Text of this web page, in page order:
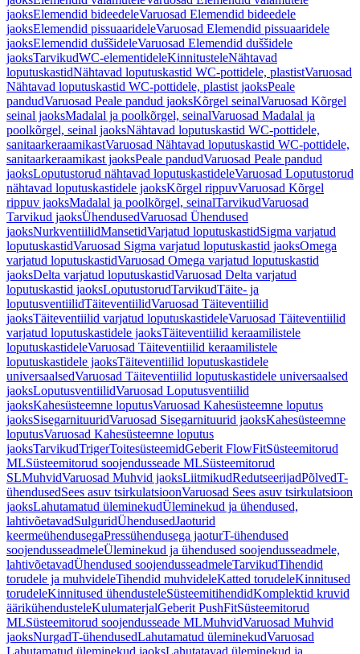
jaoksElemendid bideedeleVaruosad Elemendid bideedele
jaoksElemendid pissuaarideleVaruosad Elemendid pissuaaridele
jaoksElemendid duššideleVaruosad Elemendid duššidele
jaoksTarvikudWC-elementideleKinnitusteleNähtavad
loputuskastidNähtavad loputuskastid WC-pottidele, plastistVaruosad
Nähtavad loputuskastid WC-pottidele, plastist jaoksPeale
pandudVaruosad Peale pandud jaoksKõrgel seinalVaruosad Kõrgel
seinal jaoksMadalal ja poolkõrgel, seinalVaruosad Madalal ja
poolkõrgel, seinal jaoksNähtavad loputuskastid WC-pottidele,
sanitaarkeraamikastVaruosad Nähtavad loputuskastid WC-pottidele,
sanitaarkeraamikast jaoksPeale pandudVaruosad Peale pandud
jaoksLoputustorud nähtavad loputuskastideleVaruosad Loputustorud
nähtavad loputuskastidele jaoksKõrgel rippuvVaruosad Kõrgel
rippuv jaoksMadalal ja poolkõrgel, seinalTarvikudVaruosad
Tarvikud jaoksÜhendusedVaruosad Ühendused
jaoksNurkventiilidMansetidVarjatud loputuskastidSigma varjatud
loputuskastidVaruosad Sigma varjatud loputuskastid jaoksOmega
varjatud loputuskastidVaruosad Omega varjatud loputuskastid
jaoksDelta varjatud loputuskastidVaruosad Delta varjatud
loputuskastid jaoksLoputustorudTarvikudTäite- ja
loputusventiilidTäiteventiilidVaruosad Täiteventiilid
jaoksTäiteventiilid varjatud loputuskastideleVaruosad Täiteventiilid
varjatud loputuskastidele jaoksTäiteventiilid keraamilistele
loputuskastideleVaruosad Täiteventiilid keraamilistele
loputuskastidele jaoksTäiteventiilid loputuskastidele
universaalsedVaruosad Täiteventiilid loputuskastidele universaalsed
jaoksLoputusventiilidVaruosad Loputusventiilid
jaoksKahesüsteemne loputusVaruosad Kahesüsteemne loputus
jaoksSisegarnituuridVaruosad Sisegarnituurid jaoksKahesüsteemne
loputusVaruosad Kahesüsteemne loputus
jaoksTarvikudTrigerToitesüsteemidGeberit FlowFitSüsteemitorud
MLSüsteemitorud soojendusseade MLSüsteemitorud
SLMuhvidVaruosad Muhvid jaoksLiitmikudRedutseerijadPõlvedT-
ühendusedSees asuv tsirkulatsioonVaruosad Sees asuv tsirkulatsioon
jaoksLahutamatud üleminekudÜleminekud ja ühendused,
lahtivõetavadSulguridÜhendusedJaoturid
keermeühendusegaPressühendusega jaoturT-ühendused
soojendusseadmeleÜleminekud ja ühendused soojendusseadmele,
lahtivõetavadÜhendused soojendusseadmeleTarvikudTihendid
torudele ja muhvideleTihendid muhvideleKatted torudeleKinnitused
torudeleKinnitused ühendusteleSüsteemitihendidKomplektid kruvid
äärikühendusteleKulumaterjalGeberit PushFitSüsteemitorud
MLSüsteemitorud soojendusseade MLMuhvidVaruosad Muhvid
jaoksNurgadT-ühendusedLahutamatud üleminekudVaruosad
Lahutamatud üleminekud jaoksLahutatavad üleminekud ja